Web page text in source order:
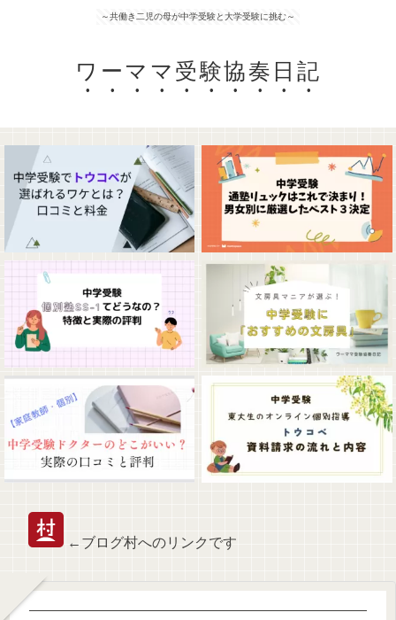
～共働き二児の母が中学受験と大学受験に挑む～
ワーママ受験協奏日記
←ブログ村へのリンクです